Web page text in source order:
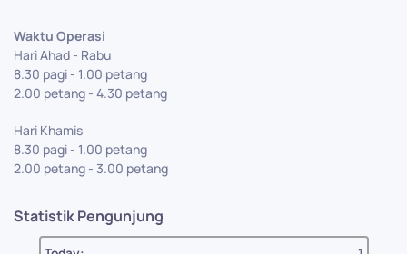
Waktu Operasi
Hari Ahad - Rabu
8.30 pagi - 1.00 petang
2.00 petang - 4.30 petang
Hari Khamis
8.30 pagi - 1.00 petang
2.00 petang - 3.00 petang
Statistik Pengunjung